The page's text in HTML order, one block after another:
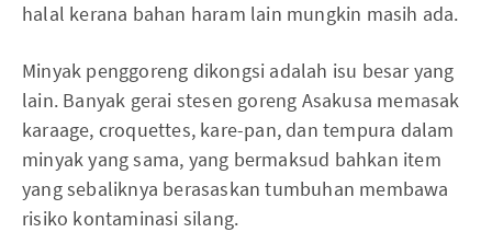
halal kerana bahan haram lain mungkin masih ada.
Minyak penggoreng dikongsi adalah isu besar yang
lain. Banyak gerai stesen goreng Asakusa memasak
karaage, croquettes, kare-pan, dan tempura dalam
minyak yang sama, yang bermaksud bahkan item
yang sebaliknya berasaskan tumbuhan membawa
risiko kontaminasi silang.